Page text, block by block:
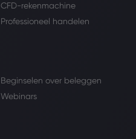
CFD-rekenmachine
Professioneel handelen
Beginselen over beleggen
Webinars